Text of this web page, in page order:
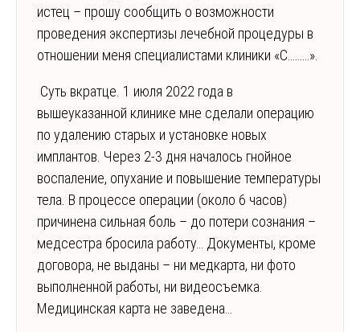
истец – прошу сообщить о возможности
проведения экспертизы лечебной процедуры в
отношении меня специалистами клиники «С………».
Суть вкратце. 1 июля 2022 года в
вышеуказанной клинике мне сделали операцию
по удалению старых и установке новых
имплантов. Через 2-3 дня началось гнойное
воспаление, опухание и повышение температуры
тела. В процессе операции (около 6 часов)
причинена сильная боль – до потери сознания –
медсестра бросила работу… Документы, кроме
договора, не выданы – ни медкарта, ни фото
выполненной работы, ни видеосъемка.
Медицинская карта не заведена…